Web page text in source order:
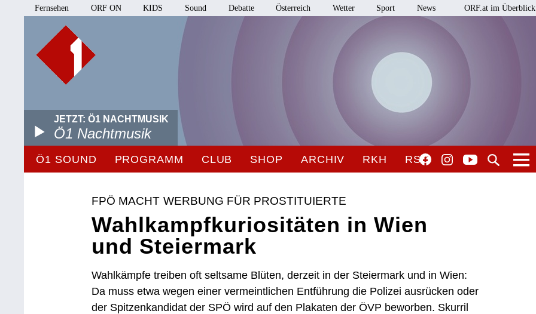
Fernsehen ORF ON KIDS Sound Debatte Österreich Wetter Sport News ORF.at im Überblick
JETZT: Ö1 NACHTMUSIK
Ö1 Nachtmusik
Ö1 SOUND PROGRAMM CLUB SHOP ARCHIV RKH RSO
FPÖ MACHT WERBUNG FÜR PROSTITUIERTE
Wahlkampfkuriositäten in Wien
und Steiermark
Wahlkämpfe treiben oft seltsame Blüten, derzeit in der Steiermark und in Wien:
Da muss etwa wegen einer vermeintlichen Entführung die Polizei ausrücken oder
der Spitzenkandidat der SPÖ wird auf den Plakaten der ÖVP beworben. Skurril